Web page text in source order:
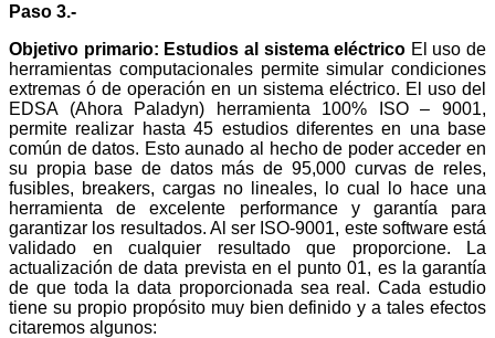
Paso 3.-
Objetivo primario: Estudios al sistema eléctrico El uso de
herramientas computacionales permite simular condiciones
extremas ó de operación en un sistema eléctrico. El uso del
EDSA (Ahora Paladyn) herramienta 100% ISO – 9001,
permite realizar hasta 45 estudios diferentes en una base
común de datos. Esto aunado al hecho de poder acceder en
su propia base de datos más de 95,000 curvas de reles,
fusibles, breakers, cargas no lineales, lo cual lo hace una
herramienta de excelente performance y garantía para
garantizar los resultados. Al ser ISO-9001, este software está
validado en cualquier resultado que proporcione. La
actualización de data prevista en el punto 01, es la garantía
de que toda la data proporcionada sea real. Cada estudio
tiene su propio propósito muy bien definido y a tales efectos
citaremos algunos: